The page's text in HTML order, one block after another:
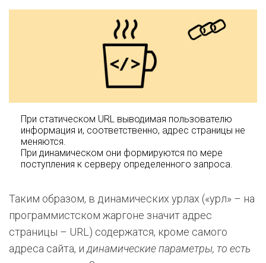
При статическом URL выводимая пользователю
информация и, соответственно, адрес страницы не
меняются.
При динамическом они формируются по мере
поступления к серверу определенного запроса.
Таким образом, в динамических урлах («урл» – на
программистском жаргоне значит адрес
страницы – URL) содержатся, кроме самого
адреса сайта, и динамические параметры, то есть